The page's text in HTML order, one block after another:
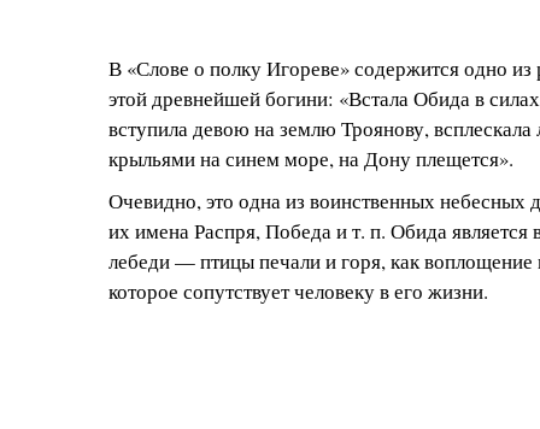
В «Слове о полку Игореве» содержится одно
этой древнейшей богини: «Встала Обида в
вступила девою на землю Троянову,
крыльями на синем море, на Дону плещется».
Очевидно, это одна из воинственных небесных
их имена Распря, Победа и т. п. Обида является
лебеди — птицы печали и горя, как воплощение
которое сопутствует человеку в его жизни.